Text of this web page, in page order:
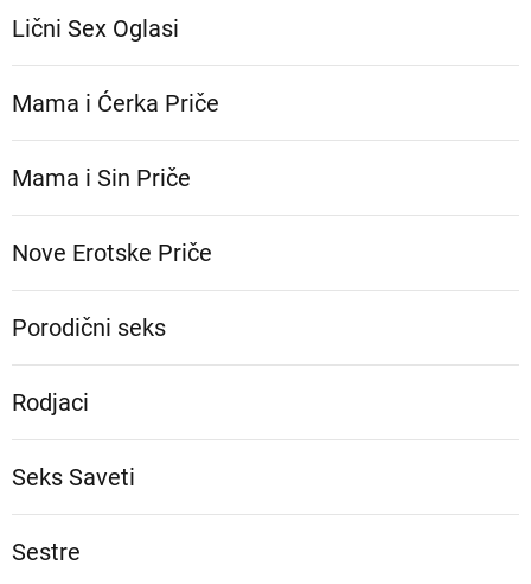
Lični Sex Oglasi
Mama i Ćerka Priče
Mama i Sin Priče
Nove Erotske Priče
Porodični seks
Rodjaci
Seks Saveti
Sestre